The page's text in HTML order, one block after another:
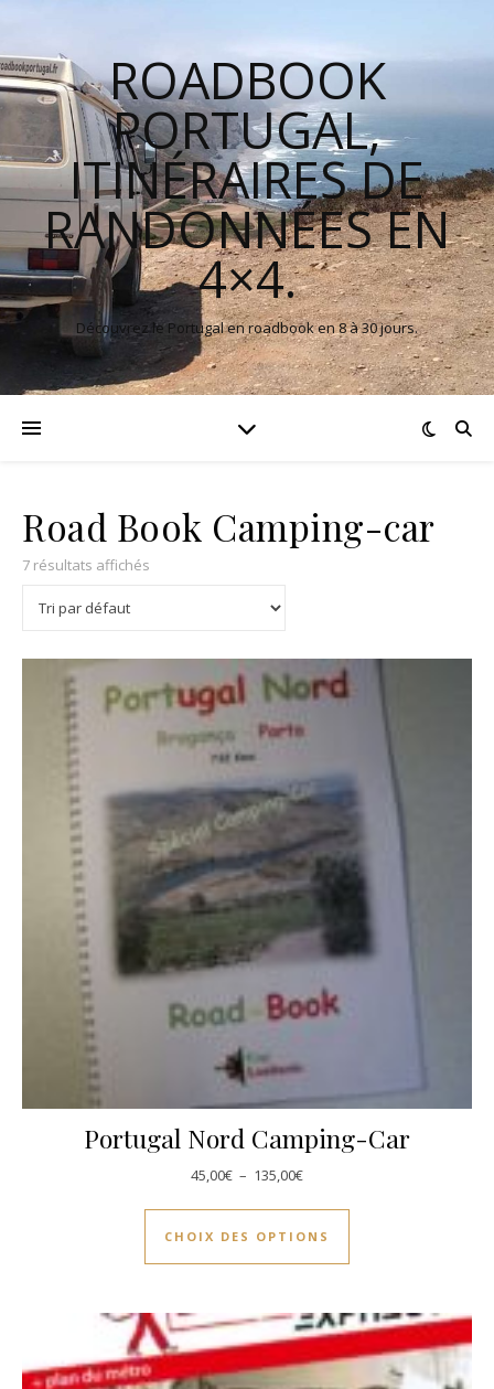
ROADBOOK
PORTUGAL,
ITINÉRAIRES DE
RANDONNÉES EN
4×4.
Découvrez le Portugal en roadbook en 8 à 30 jours.
Road Book Camping-car
7 résultats affichés
Portugal Nord Camping-Car
45,00€ – 135,00€Plage de prix : 45,00€ à
CHOIX DES OPTIONS
Ce produit a